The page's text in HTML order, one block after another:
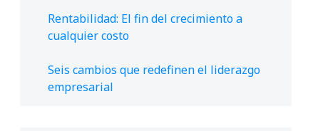
Rentabilidad: El fin del crecimiento a
cualquier costo
Seis cambios que redefinen el liderazgo
empresarial